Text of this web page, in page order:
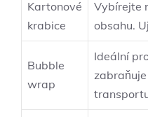
Kartonové
krabice
Vybírejte
obsahu.
Bubble
wrap
Ideální